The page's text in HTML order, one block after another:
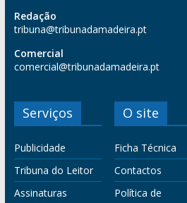
Redação
tribuna@tribunadamadeira.pt
Comercial
comercial@tribunadamadeira.pt
Serviços
Publicidade
Tribuna do Leitor
Assinaturas
O site
Ficha Técnica
Contactos
Política de